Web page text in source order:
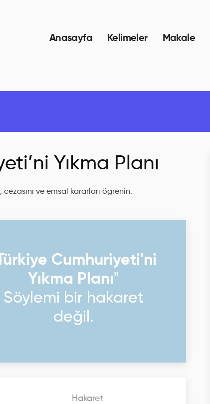
Anasayfa Kelimeler Makale
Yıkma Planı
cezasını ve emsal kararları ögrenin.
Cumhuriyeti'ni
Yıkma Planı"
Söylemi bir hakaret
değil.
Hakaret